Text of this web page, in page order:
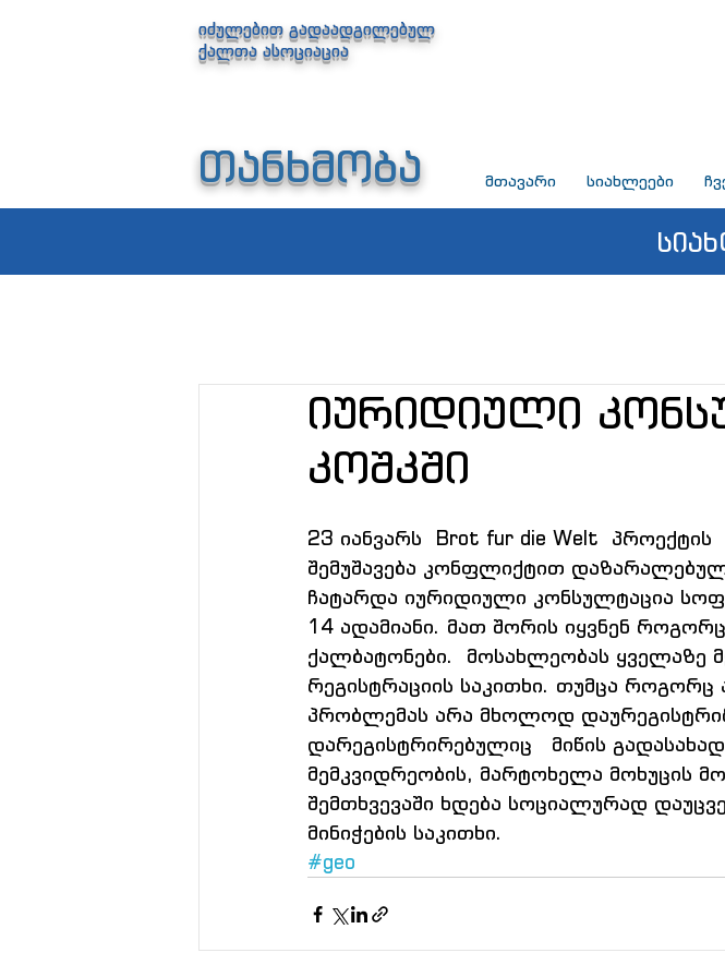
იძულებით გადაადგილებულ
ქალთა ასოციაცია
თანხმობა მთავარი სიახლეები
იურიდიული
კოშკში
23 იანვარს  Brot fur die Welt  პროექტის
შემუშავება კონფლიქტით
ჩატარდა იურიდიული კონსულტაცია
14 ადამიანი. მათ შორის იყვნენ
ქალბატონები.  მოსახლეობას ყველაზე
რეგისტრაციის საკითხი. თუმცა
პრობლემას არა მხოლოდ
დარეგისტრირებულიც   მიწის
მემკვიდრეობის, მარტოხელა მოხუცის
შემთხვევაში ხდება სოციალურად
მინიჭების საკითხი.
#geo